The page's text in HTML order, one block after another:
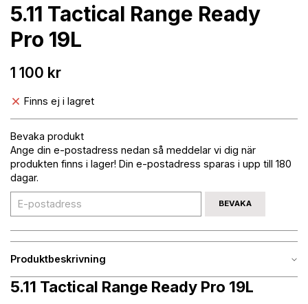
5.11 Tactical Range Ready
Pro 19L
1 100 kr
Finns ej i lagret
Bevaka produkt
Ange din e-postadress nedan så meddelar vi dig när
produkten finns i lager! Din e-postadress sparas i upp till 180
dagar.
BEVAKA
Produktbeskrivning
5.11 Tactical Range Ready Pro 19L